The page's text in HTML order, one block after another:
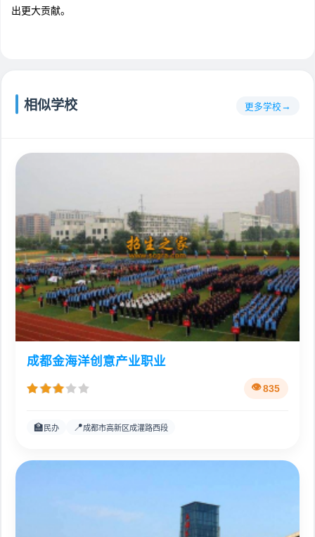
出更大贡献。
相似学校 更多学校
成都金海洋创意产业职业
835
🏫 民办 📍成都市高新区成灌路西段